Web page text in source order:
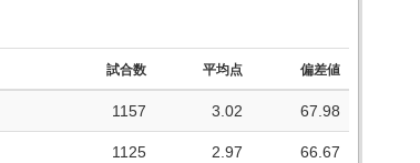
試合数 平均点 偏差値
1157 3.02 67.98
1125 2.97 66.67